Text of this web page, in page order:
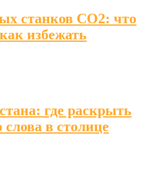
станков СО2: что
избежать
где раскрыть
слова в столице